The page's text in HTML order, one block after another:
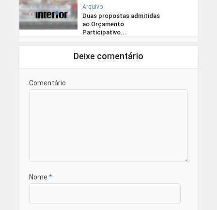
Arquivo
Duas propostas admitidas
ao Orçamento
Participativo...
Deixe comentário
Comentário
Nome *